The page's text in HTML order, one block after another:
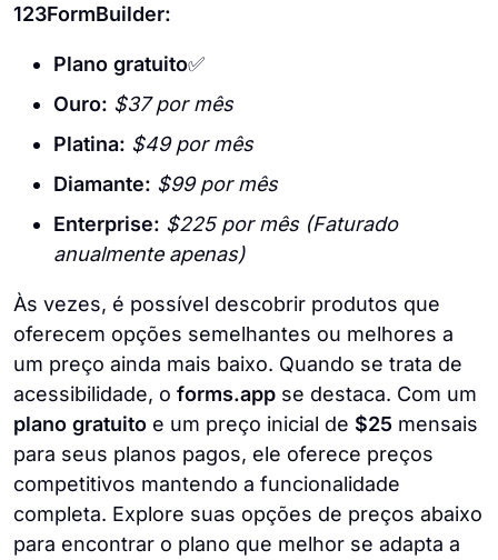
123FormBuilder:
Plano gratuito✅
Ouro: $37 por mês
Platina: $49 por mês
Diamante: $99 por mês
Enterprise: $225 por mês (Faturado
anualmente apenas)
Às vezes, é possível descobrir produtos que
oferecem opções semelhantes ou melhores a
um preço ainda mais baixo. Quando se trata de
acessibilidade, o forms.app se destaca. Com um
plano gratuito e um preço inicial de $25 mensais
para seus planos pagos, ele oferece preços
competitivos mantendo a funcionalidade
completa. Explore suas opções de preços abaixo
para encontrar o plano que melhor se adapta a